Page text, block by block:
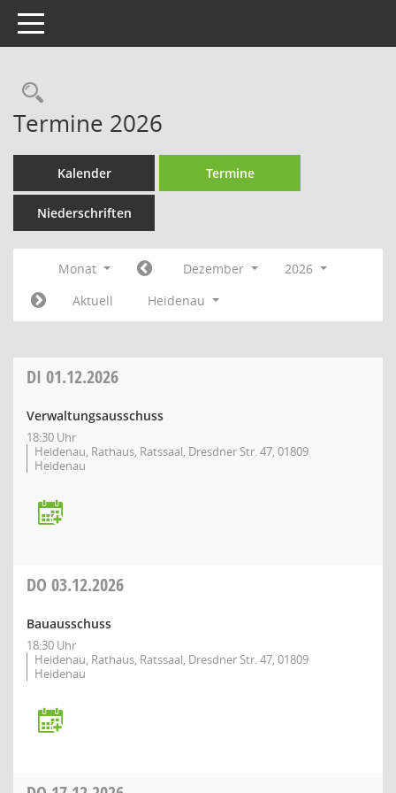
Toggle navigation
Rechercheauswahl
Termine 2026
Kalender Termine
Niederschriften
Monat Dezember
2026
Aktuell
Heidenau
DI 01.12.2026
Verwaltungsausschuss
18:30 Uhr
Heidenau, Rathaus, Ratssaal, Dresdner Str. 47, 01809
Heidenau
DO 03.12.2026
Bauausschuss
18:30 Uhr
Heidenau, Rathaus, Ratssaal, Dresdner Str. 47, 01809
Heidenau